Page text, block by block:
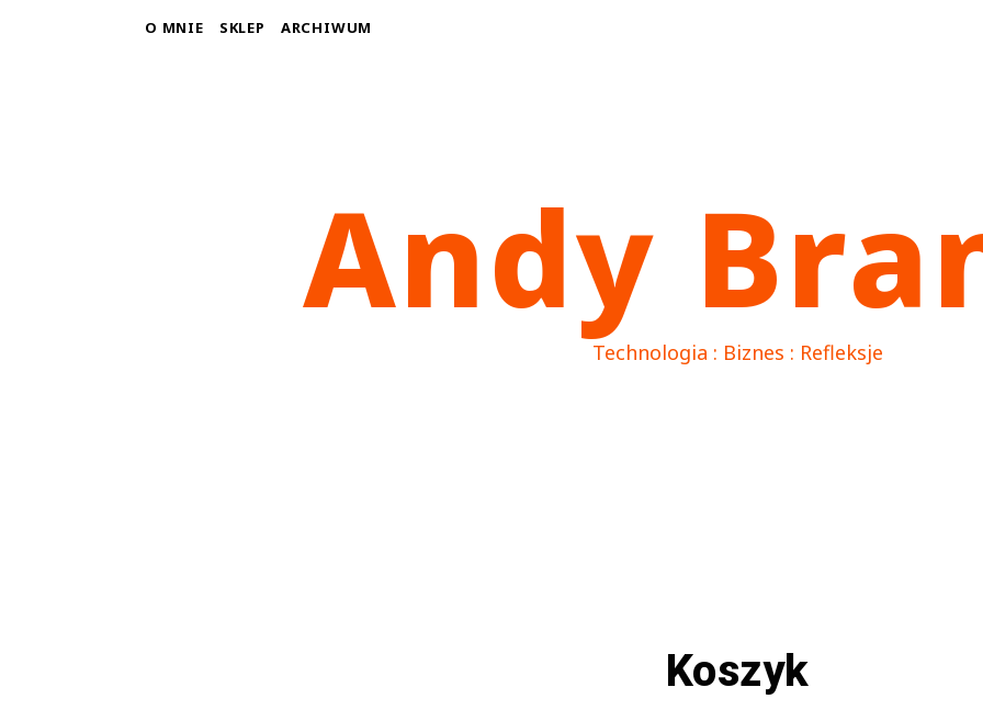
O MNIE SKLEP ARCHIWUM
Andy
Technologia : Biznes : Refleksje
Koszyk